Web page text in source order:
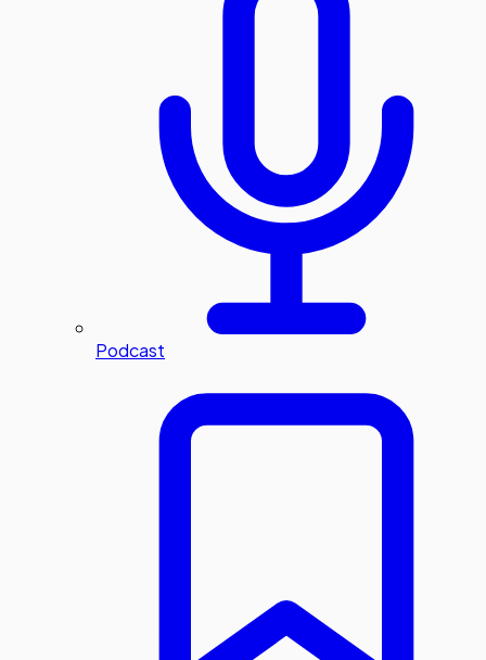
Podcast